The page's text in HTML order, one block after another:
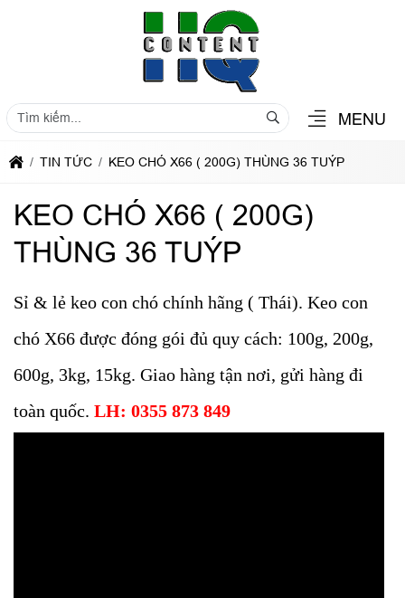
MENU
TIN TỨC KEO CHÓ X66 ( 200G) THÙNG 36 TUÝP
KEO CHÓ X66 ( 200G)
THÙNG 36 TUÝP
Sỉ & lẻ keo con chó chính hãng ( Thái). Keo con
chó X66 được đóng gói đủ quy cách: 100g, 200g,
600g, 3kg, 15kg. Giao hàng tận nơi, gửi hàng đi
toàn quốc. LH: 0355 873 849